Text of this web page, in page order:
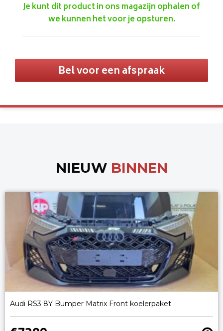
Je kunt dit product in ons magazijn ophalen of
we kunnen het voor je opsturen.
Bel voor een afspraak
NIEUW BINNEN
Audi RS3 8Y Bumper Matrix Front koelerpaket